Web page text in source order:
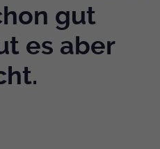
gut
es aber